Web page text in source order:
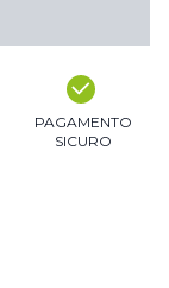
PAGAMENTO
SICURO